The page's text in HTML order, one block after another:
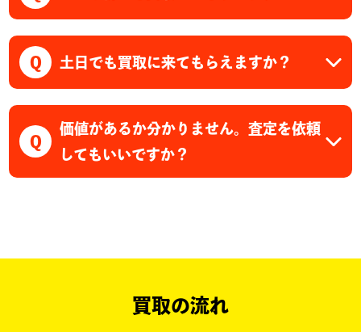
Q 土日でも買取に来てもらえますか？
Q
価値があるか分かりません。査定を依頼
してもいいですか？
買取の流れ